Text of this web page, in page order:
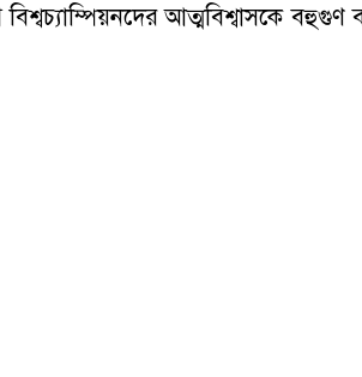
আত্মবিশ্বাসকে বহুগুণ